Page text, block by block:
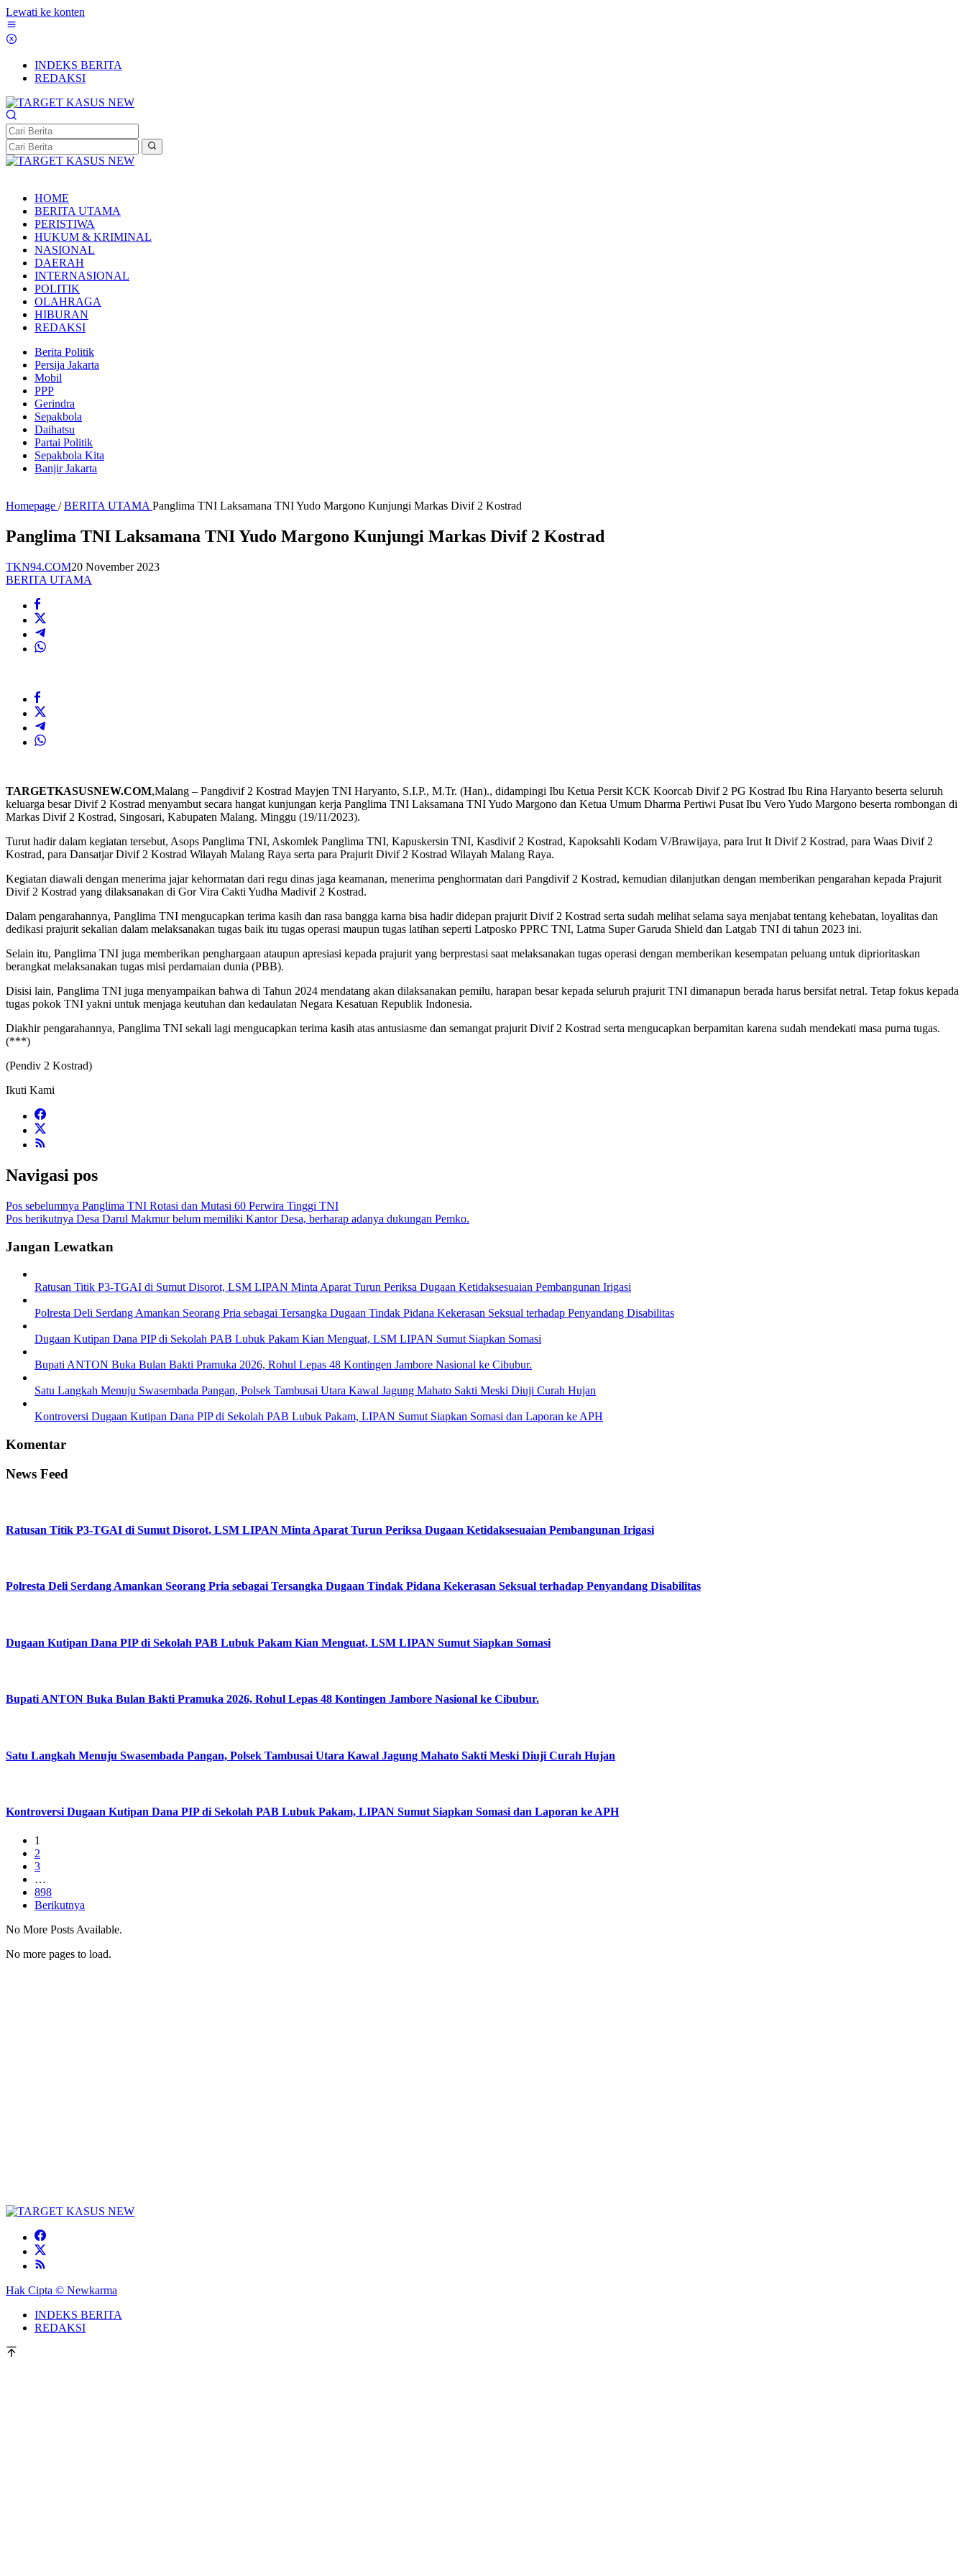
Lewati ke konten
INDEKS BERITA
REDAKSI
HOME
BERITA UTAMA
PERISTIWA
HUKUM & KRIMINAL
NASIONAL
DAERAH
INTERNASIONAL
POLITIK
OLAHRAGA
HIBURAN
REDAKSI
Berita Politik
Persija Jakarta
Mobil
PPP
Gerindra
Sepakbola
Daihatsu
Partai Politik
Sepakbola Kita
Banjir Jakarta
Homepage / BERITA UTAMA Panglima TNI Laksamana TNI Yudo Margono Kunjungi Markas Divif 2 Kostrad
Panglima TNI Laksamana TNI Yudo Margono Kunjungi Markas Divif 2 Kostrad
TKN94.COM20 November 2023
BERITA UTAMA
TARGETKASUSNEW.COM,Malang – Pangdivif 2 Kostrad Mayjen TNI Haryanto, S.I.P., M.Tr. (Han)., didampingi Ibu Ketua Persit KCK Koorcab Divif 2 PG Kostrad Ibu Rina Haryanto beserta seluruh
keluarga besar Divif 2 Kostrad menyambut secara hangat kunjungan kerja Panglima TNI Laksamana TNI Yudo Margono dan Ketua Umum Dharma Pertiwi Pusat Ibu Vero Yudo Margono beserta rombongan di
Markas Divif 2 Kostrad, Singosari, Kabupaten Malang. Minggu (19/11/2023).
Turut hadir dalam kegiatan tersebut, Asops Panglima TNI, Askomlek Panglima TNI, Kapuskersin TNI, Kasdivif 2 Kostrad, Kapoksahli Kodam V/Brawijaya, para Irut It Divif 2 Kostrad, para Waas Divif 2
Kostrad, para Dansatjar Divif 2 Kostrad Wilayah Malang Raya serta para Prajurit Divif 2 Kostrad Wilayah Malang Raya.
Kegiatan diawali dengan menerima jajar kehormatan dari regu dinas jaga keamanan, menerima penghormatan dari Pangdivif 2 Kostrad, kemudian dilanjutkan dengan memberikan pengarahan kepada Prajurit
Divif 2 Kostrad yang dilaksanakan di Gor Vira Cakti Yudha Madivif 2 Kostrad.
Dalam pengarahannya, Panglima TNI mengucapkan terima kasih dan rasa bangga karna bisa hadir didepan prajurit Divif 2 Kostrad serta sudah melihat selama saya menjabat tentang kehebatan, loyalitas dan
dedikasi prajurit sekalian dalam melaksanakan tugas baik itu tugas operasi maupun tugas latihan seperti Latposko PPRC TNI, Latma Super Garuda Shield dan Latgab TNI di tahun 2023 ini.
Selain itu, Panglima TNI juga memberikan penghargaan ataupun apresiasi kepada prajurit yang berprestasi saat melaksanakan tugas operasi dengan memberikan kesempatan peluang untuk diprioritaskan
berangkat melaksanakan tugas misi perdamaian dunia (PBB).
Disisi lain, Panglima TNI juga menyampaikan bahwa di Tahun 2024 mendatang akan dilaksanakan pemilu, harapan besar kepada seluruh prajurit TNI dimanapun berada harus bersifat netral. Tetap fokus kepada
tugas pokok TNI yakni untuk menjaga keutuhan dan kedaulatan Negara Kesatuan Republik Indonesia.
Diakhir pengarahannya, Panglima TNI sekali lagi mengucapkan terima kasih atas antusiasme dan semangat prajurit Divif 2 Kostrad serta mengucapkan berpamitan karena sudah mendekati masa purna tugas.
(***)
(Pendiv 2 Kostrad)
Ikuti Kami
Navigasi pos
Pos sebelumnya Panglima TNI Rotasi dan Mutasi 60 Perwira Tinggi TNI
Pos berikutnya Desa Darul Makmur belum memiliki Kantor Desa, berharap adanya dukungan Pemko.
Jangan Lewatkan
Ratusan Titik P3-TGAI di Sumut Disorot, LSM LIPAN Minta Aparat Turun Periksa Dugaan Ketidaksesuaian Pembangunan Irigasi
Polresta Deli Serdang Amankan Seorang Pria sebagai Tersangka Dugaan Tindak Pidana Kekerasan Seksual terhadap Penyandang Disabilitas
Dugaan Kutipan Dana PIP di Sekolah PAB Lubuk Pakam Kian Menguat, LSM LIPAN Sumut Siapkan Somasi
Bupati ANTON Buka Bulan Bakti Pramuka 2026, Rohul Lepas 48 Kontingen Jambore Nasional ke Cibubur.
Satu Langkah Menuju Swasembada Pangan, Polsek Tambusai Utara Kawal Jagung Mahato Sakti Meski Diuji Curah Hujan
Kontroversi Dugaan Kutipan Dana PIP di Sekolah PAB Lubuk Pakam, LIPAN Sumut Siapkan Somasi dan Laporan ke APH
Komentar
News Feed
Ratusan Titik P3-TGAI di Sumut Disorot, LSM LIPAN Minta Aparat Turun Periksa Dugaan Ketidaksesuaian Pembangunan Irigasi
Polresta Deli Serdang Amankan Seorang Pria sebagai Tersangka Dugaan Tindak Pidana Kekerasan Seksual terhadap Penyandang Disabilitas
Dugaan Kutipan Dana PIP di Sekolah PAB Lubuk Pakam Kian Menguat, LSM LIPAN Sumut Siapkan Somasi
Bupati ANTON Buka Bulan Bakti Pramuka 2026, Rohul Lepas 48 Kontingen Jambore Nasional ke Cibubur.
Satu Langkah Menuju Swasembada Pangan, Polsek Tambusai Utara Kawal Jagung Mahato Sakti Meski Diuji Curah Hujan
Kontroversi Dugaan Kutipan Dana PIP di Sekolah PAB Lubuk Pakam, LIPAN Sumut Siapkan Somasi dan Laporan ke APH
1
2
3
…
898
Berikutnya
No More Posts Available.
No more pages to load.
Hak Cipta © Newkarma
INDEKS BERITA
REDAKSI